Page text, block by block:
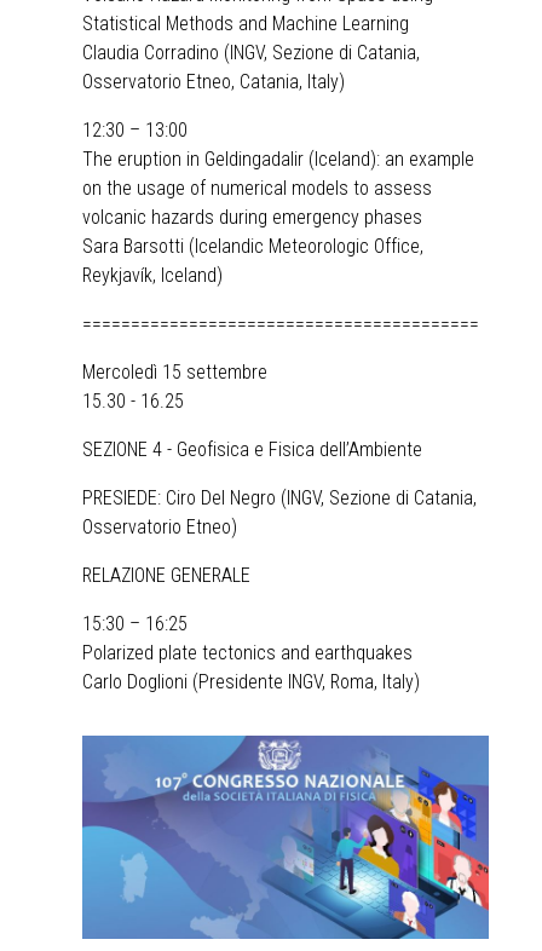
Statistical Methods and Machine Learning
Claudia Corradino (INGV, Sezione di Catania,
Osservatorio Etneo, Catania, Italy)
12:30 – 13:00
The eruption in Geldingadalir (Iceland): an example
on the usage of numerical models to assess
volcanic hazards during emergency phases
Sara Barsotti (Icelandic Meteorologic Office,
Reykjavík, Iceland)
=========================================
Mercoledì 15 settembre
15.30 - 16.25
SEZIONE 4 - Geofisica e Fisica dell’Ambiente
PRESIEDE: Ciro Del Negro (INGV, Sezione di Catania,
Osservatorio Etneo)
RELAZIONE GENERALE
15:30 – 16:25
Polarized plate tectonics and earthquakes
Carlo Doglioni (Presidente INGV, Roma, Italy)